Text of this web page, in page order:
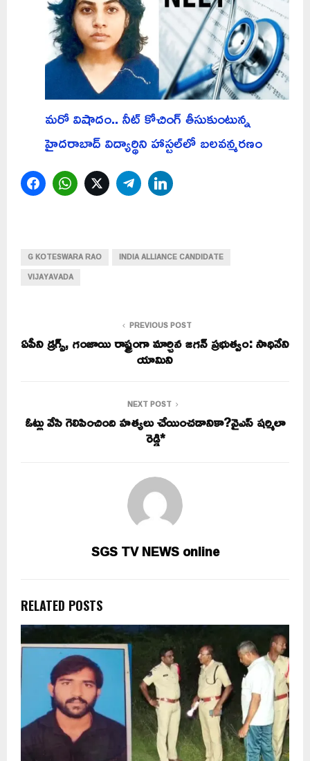
మరో విషాదం.. నీట్ కోచింగ్ తీసుకుంటున్న
హైదరాబాద్ విద్యార్థిని హాస్టల్‌లో బలవన్మరణం
FacebookWhatsAppTwitterTelegram
G KOTESWARA RAO
INDIA ALLIANCE CANDIDATE
VIJAYAVADA
PREVIOUS POST
ఏపీని డ్రగ్స్, గంజాయి రాష్ట్రంగా మార్చిన జగన్ ప్రభుత్వం: సాధినేని
యామిని
NEXT POST
ఓట్లు వేసి గెలిపించింది హత్యలు చేయించడానికా?వైఎస్ షర్మిలా
రెడ్డి*
SGS TV NEWS online
RELATED POSTS